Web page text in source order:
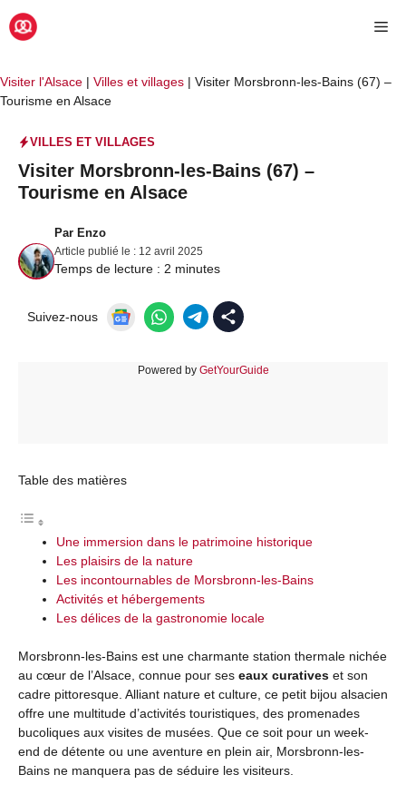
Aller
au
Visiter l'Alsace | Villes et villages | Visiter Morsbronn-les-Bains (67) –
Tourisme en Alsace
VILLES ET VILLAGES
Visiter Morsbronn-les-Bains (67) –
Tourisme en Alsace
Par Enzo
Article publié le : 12 avril 2025
Temps de lecture : 2 minutes
Suivez-nous
Powered by GetYourGuide
Table des matières
Une immersion dans le patrimoine historique
Les plaisirs de la nature
Les incontournables de Morsbronn-les-Bains
Activités et hébergements
Les délices de la gastronomie locale
Morsbronn-les-Bains est une charmante station thermale nichée
au cœur de l’Alsace, connue pour ses eaux curatives et son
cadre pittoresque. Alliant nature et culture, ce petit bijou alsacien
offre une multitude d’activités touristiques, des promenades
bucoliques aux visites de musées. Que ce soit pour un week-
end de détente ou une aventure en plein air, Morsbronn-les-
Bains ne manquera pas de séduire les visiteurs.